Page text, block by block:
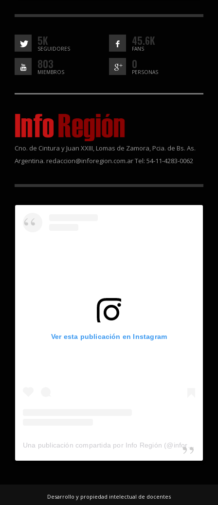
5K
SEGUIDORES
45.6K
FANS
803
MIEMBROS
0
PERSONAS
Cno. de Cintura y Juan XXIII, Lomas de Zamora, Pcia. de Bs. As.
Argentina. redaccion@inforegion.com.ar Tel: 54-11-4283-0062
Ver esta publicación en Instagram
Desarrollo y propiedad intelectual de docentes